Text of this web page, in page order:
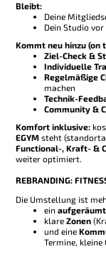
Bleibt:
Deine
Dein Studio
Kommt neu hinzu (on
Ziel-Check &
Individuelle
Regelmäßige
machen
Technik-
Community &
Komfort inklusive:
EGYM steht
Functional-, Kraft- &
weiter optimiert.
REBRANDING:
Die Umstellung ist
ein
klareZonen
und eine
Termine, kleine